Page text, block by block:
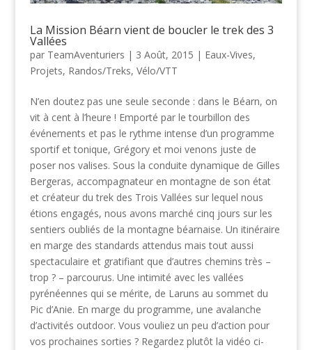
La Mission Béarn vient de boucler le trek des 3
Vallées
par TeamAventuriers | 3 Août, 2015 | Eaux-Vives,
Projets, Randos/Treks, Vélo/VTT
N’en doutez pas une seule seconde : dans le Béarn, on
vit à cent à l’heure ! Emporté par le tourbillon des
événements et pas le rythme intense d’un programme
sportif et tonique, Grégory et moi venons juste de
poser nos valises. Sous la conduite dynamique de Gilles
Bergeras, accompagnateur en montagne de son état
et créateur du trek des Trois Vallées sur lequel nous
étions engagés, nous avons marché cinq jours sur les
sentiers oubliés de la montagne béarnaise. Un itinéraire
en marge des standards attendus mais tout aussi
spectaculaire et gratifiant que d’autres chemins très –
trop ? – parcourus. Une intimité avec les vallées
pyrénéennes qui se mérite, de Laruns au sommet du
Pic d’Anie. En marge du programme, une avalanche
d’activités outdoor. Vous vouliez un peu d’action pour
vos prochaines sorties ? Regardez plutôt la vidéo ci-